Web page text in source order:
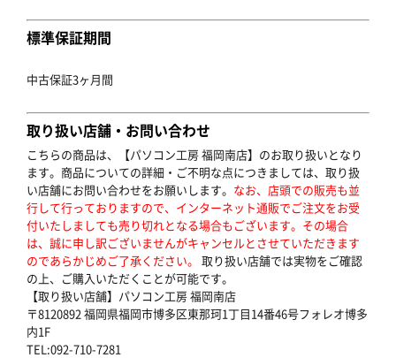
標準保証期間
中古保証3ヶ月間
取り扱い店舗・お問い合わせ
こちらの商品は、【パソコン工房 福岡南店】のお取り扱いとなり
ます。商品についての詳細・ご不明な点につきましては、取り扱
い店舗にお問い合わせをお願いします。 なお、店頭での販売も並
行して行っておりますので、インターネット通販でご注文をお受
付いたしましても売り切れとなる場合もございます。その場合
は、誠に申し訳ございませんがキャンセルとさせていただきます
のであらかじめご了承ください。 取り扱い店舗では実物をご確認
の上、ご購入いただくことが可能です。
【取り扱い店舗】パソコン工房 福岡南店
〒8120892 福岡県福岡市博多区東那珂1丁目14番46号フォレオ博多
内1F
TEL:092-710-7281